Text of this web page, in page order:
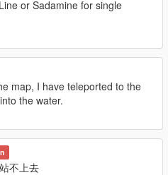
or Sadamine for single
map, I have teleported to the
the water.
不上去